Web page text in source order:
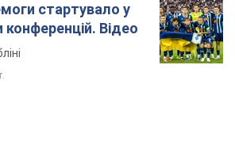
стартувало у
конференцій. Відео